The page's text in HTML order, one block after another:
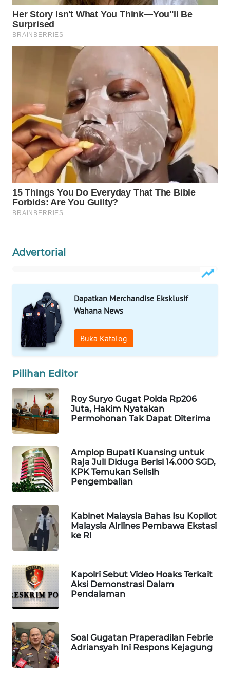
Advertorial
Dapatkan Merchandise Eksklusif
Wahana News
Buka Katalog
Pilihan Editor
Roy Suryo Gugat Polda Rp206
Juta, Hakim Nyatakan
Permohonan Tak Dapat Diterima
Amplop Bupati Kuansing untuk
Raja Juli Diduga Berisi 14.000 SGD,
KPK Temukan Selisih
Pengembalian
Kabinet Malaysia Bahas Isu Kopilot
Malaysia Airlines Pembawa Ekstasi
ke RI
Kapolri Sebut Video Hoaks Terkait
Aksi Demonstrasi Dalam
Pendalaman
Soal Gugatan Praperadilan Febrie
Adriansyah Ini Respons Kejagung
WAHANA
LISTRIK
WAHANANEWS
ID
WAHANANEWS
CO ID
WAHANANEWS
NET
WAHANA
SELEB
WAHANA
PERSONA
OTOMOTIF
WAHANA
HEALTH
WAHANA
DESA
WISATA
LAPAK
WAHANA
Wahana
KONSUMEN
LISTRIK
MASYARAKAT
KELISTRIKAN
WALINKI
ID